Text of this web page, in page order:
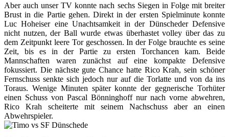
Aber auch unser TV konnte nach sechs Siegen in Folge mit breiter
Brust in die Partie gehen. Direkt in der ersten Spielminute konnte
Luc Hoheiser eine Unachtsamkeit in der Dünscheder Defensive
nicht nutzen, der Ball wurde etwas überhastet volley über das zu
dem Zeitpunkt leere Tor geschossen. In der Folge brauchte es seine
Zeit, bis es in der Partie zu ersten Torchancen kam. Beide
Mannschaften waren zunächst auf eine kompakte Defensive
fokussiert. Die nächste gute Chance hatte Rico Krah, sein schöner
Fernschuss senkte sich jedoch nur auf die Torlatte und von da ins
Toraus. Wenige Minuten später konnte der gegnerische Torhüter
einen Schuss von Pascal Bönninghoff nur nach vorne abwehren,
Rico Krah scheiterte mit seinem Nachschuss aber an einen
Abwehrspieler.